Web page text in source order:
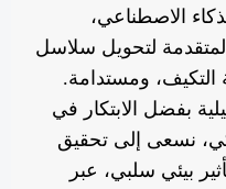
الاصطناعي،
لتحويل سلاسل
التكيف، ومستدامة.
بفضل الابتكار في
نسعى إلى تحقيق
بيئي سلبي، عبر